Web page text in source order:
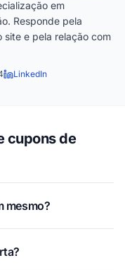
em
Responde pela
e pela relação com
LinkedIn
cupons de
mesmo?